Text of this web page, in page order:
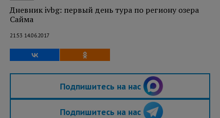
Дневник ivbg: первый день тура по региону озера
Сайма
21:53 14.06.2017
Подпишитесь на нас
Подпишитесь на нас